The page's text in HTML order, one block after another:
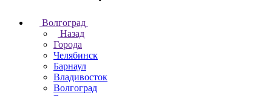
Волгоград
Назад
Города
Челябинск
Барнаул
Владивосток
Волгоград